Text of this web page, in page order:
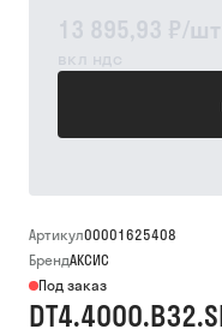
13 895,93 ₽/шт
вкл ндс
Артикул00001625408
БрендАКСИС
Под заказ